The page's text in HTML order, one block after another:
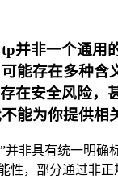
并非一个通用
能存在多种含
在安全风险，
能为你提供相
并非具有统一明确
性，部分通过非正